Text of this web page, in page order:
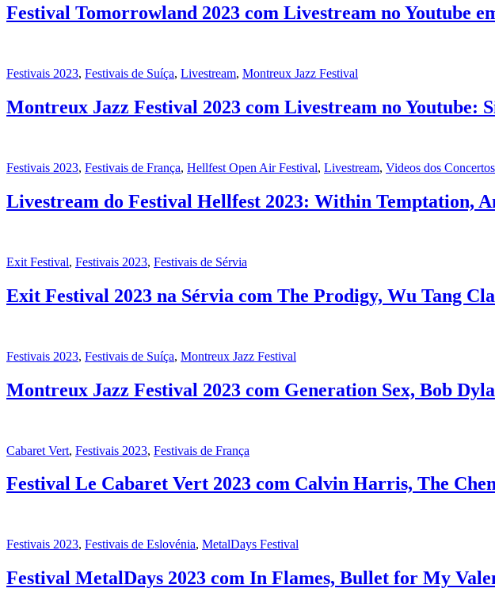
Festival Tomorrowland 2023 com Livestream no
Festivais 2023, Festivais de Suíça, Livestream, Montreux Jazz Festival
Montreux Jazz Festival 2023 com Livestream no Youtube:
Festivais 2023, Festivais de França, Hellfest Open Air Festival, Livestream, Videos dos Concertos
Livestream do Festival Hellfest 2023: Within Temptation,
Exit Festival, Festivais 2023, Festivais de Sérvia
Exit Festival 2023 na Sérvia com The Prodigy, Wu Tang
Festivais 2023, Festivais de Suíça, Montreux Jazz Festival
Montreux Jazz Festival 2023 com Generation Sex, Bob
Cabaret Vert, Festivais 2023, Festivais de França
Festival Le Cabaret Vert 2023 com Calvin Harris, The
Festivais 2023, Festivais de Eslovénia, MetalDays Festival
Festival MetalDays 2023 com In Flames, Bullet for My